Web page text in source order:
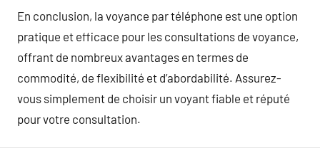
En conclusion, la voyance par téléphone est une option
pratique et efficace pour les consultations de voyance,
offrant de nombreux avantages en termes de
commodité, de flexibilité et d’abordabilité. Assurez-
vous simplement de choisir un voyant fiable et réputé
pour votre consultation.